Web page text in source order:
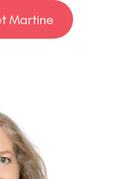
Martine